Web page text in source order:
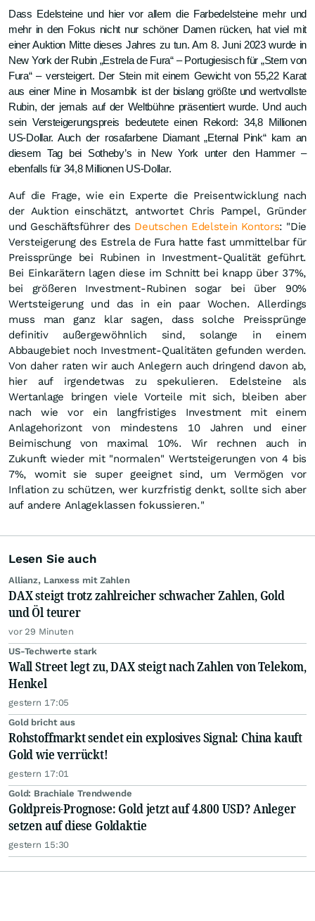
Dass Edelsteine und hier vor allem die Farbedelsteine mehr und
mehr in den Fokus nicht nur schöner Damen rücken, hat viel mit
einer Auktion Mitte dieses Jahres zu tun. Am 8. Juni 2023 wurde in
New York der Rubin „Estrela de Fura“ – Portugiesisch für „Stern von
Fura“ – versteigert. Der Stein mit einem Gewicht von 55,22 Karat
aus einer Mine in Mosambik ist der bislang größte und wertvollste
Rubin, der jemals auf der Weltbühne präsentiert wurde. Und auch
sein Versteigerungspreis bedeutete einen Rekord: 34,8 Millionen
US-Dollar. Auch der rosafarbene Diamant „Eternal Pink“ kam an
diesem Tag bei Sotheby’s in New York unter den Hammer –
ebenfalls für 34,8 Millionen US-Dollar.
Auf die Frage, wie ein Experte die Preisentwicklung nach
der Auktion einschätzt, antwortet Chris Pampel, Gründer
und Geschäftsführer des Deutschen Edelstein Kontors: "Die
Versteigerung des Estrela de Fura hatte fast ummittelbar für
Preissprünge bei Rubinen in Investment-Qualität geführt.
Bei Einkarätern lagen diese im Schnitt bei knapp über 37%,
bei größeren Investment-Rubinen sogar bei über 90%
Wertsteigerung und das in ein paar Wochen. Allerdings
muss man ganz klar sagen, dass solche Preissprünge
definitiv außergewöhnlich sind, solange in einem
Abbaugebiet noch Investment-Qualitäten gefunden werden.
Von daher raten wir auch Anlegern auch dringend davon ab,
hier auf irgendetwas zu spekulieren. Edelsteine als
Wertanlage bringen viele Vorteile mit sich, bleiben aber
nach wie vor ein langfristiges Investment mit einem
Anlagehorizont von mindestens 10 Jahren und einer
Beimischung von maximal 10%. Wir rechnen auch in
Zukunft wieder mit "normalen" Wertsteigerungen von 4 bis
7%, womit sie super geeignet sind, um Vermögen vor
Inflation zu schützen, wer kurzfristig denkt, sollte sich aber
auf andere Anlageklassen fokussieren."
Lesen Sie auch
Allianz, Lanxess mit Zahlen
DAX steigt trotz zahlreicher schwacher Zahlen, Gold
und Öl teurer
vor 29 Minuten
US-Techwerte stark
Wall Street legt zu, DAX steigt nach Zahlen von Telekom,
Henkel
gestern 17:05
Gold bricht aus
Rohstoffmarkt sendet ein explosives Signal: China kauft
Gold wie verrückt!
gestern 17:01
Gold: Brachiale Trendwende
Goldpreis-Prognose: Gold jetzt auf 4.800 USD? Anleger
setzen auf diese Goldaktie
gestern 15:30